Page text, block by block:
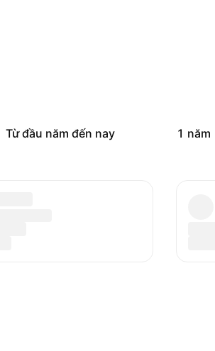
Từ đầu năm đến nay 1 năm